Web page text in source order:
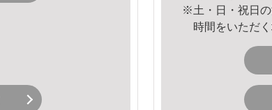
※土・日・祝日
時間をいただ